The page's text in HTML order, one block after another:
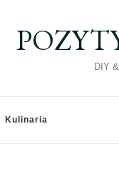
DIY
Kulinaria